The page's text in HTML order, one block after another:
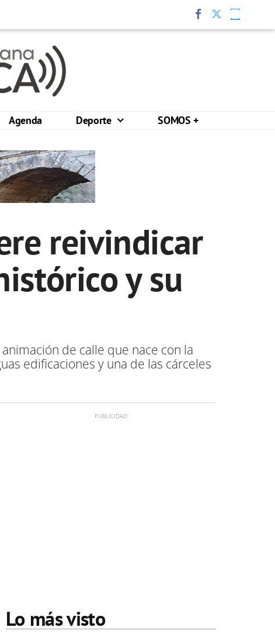
Agenda Deporte SOMOS +
reivindicar
y su
de calle que nace con la
edificaciones y una de las cárceles
Lo más visto